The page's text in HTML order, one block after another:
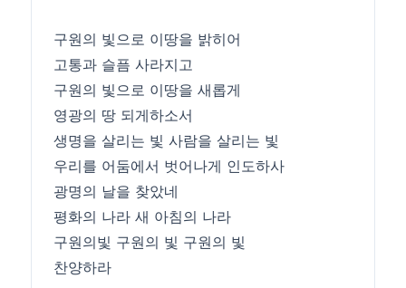
구원의 빛으로 이땅을 밝히어
고통과 슬픔 사라지고
구원의 빛으로 이땅을 새롭게
영광의 땅 되게하소서
생명을 살리는 빛 사람을 살리는 빛
우리를 어둠에서 벗어나게 인도하사
광명의 날을 찾았네
평화의 나라 새 아침의 나라
구원의빛 구원의 빛 구원의 빛
찬양하라